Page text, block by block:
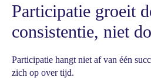
Participatie groeit
consistentie, niet
Participatie hangt niet af van één
zich op over tijd.